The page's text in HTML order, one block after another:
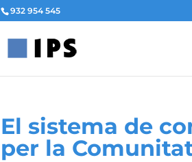
932 954 545
El sistema de
per la